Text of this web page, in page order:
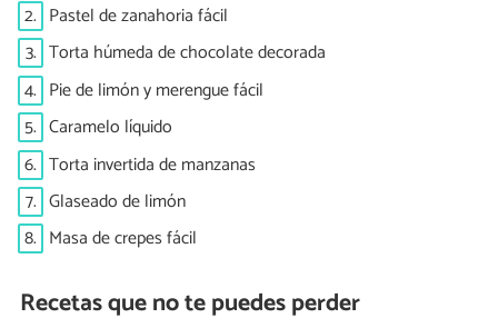
2. Pastel de zanahoria fácil
3. Torta húmeda de chocolate decorada
4. Pie de limón y merengue fácil
5. Caramelo líquido
6. Torta invertida de manzanas
7. Glaseado de limón
8. Masa de crepes fácil
Recetas que no te puedes perder